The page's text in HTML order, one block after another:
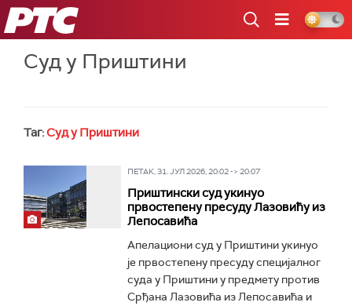
РТС
Суд у Приштини
Таг:Суд у Приштини
ПЕТАК, 31. ЈУЛ 2026, 20:02 -> 20:07
Приштински суд укинуо
првостепену пресуду Лазовићу из
Лепосавића
Апелациони суд у Приштини укинуо
је првостепену пресуду специјалног
суда у Приштини у предмету против
Срђана Лазовића из Лепосавића и